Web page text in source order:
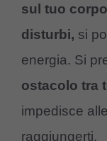
sul tuo
disturbi, si
energia. Si
ostacolo tra
impedisce
raggiungerti.